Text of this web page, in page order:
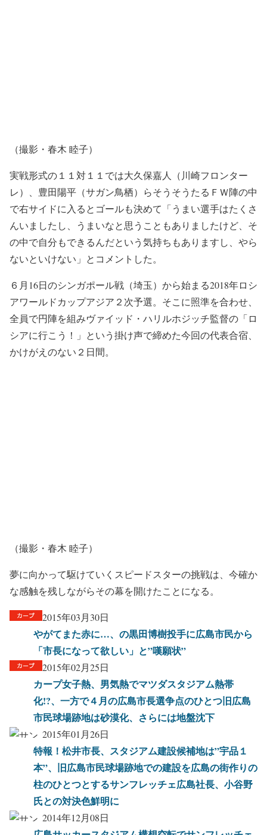
（撮影・春木 睦子）
実戦形式の１１対１１では大久保嘉人（川崎フロンター
レ）、豊田陽平（サガン鳥栖）らそうそうたるＦＷ陣の中
で右サイドに入るとゴールも決めて「うまい選手はたくさ
んいましたし、うまいなと思うこともありましたけど、そ
の中で自分もできるんだという気持ちもありますし、やら
ないといけない」とコメントした。
６月16日のシンガポール戦（埼玉）から始まる2018年ロシ
アワールドカップアジア２次予選。そこに照準を合わせ、
全員で円陣を組みヴァイッド・ハリルホジッチ監督の「ロ
シアに行こう！」という掛け声で締めた今回の代表合宿、
かけがえのない２日間。
（撮影・春木 睦子）
夢に向かって駆けていくスピードスターの挑戦は、今確か
な感触を残しながらその幕を開けたことになる。
2015年03月30日
やがてまた赤に…、の黒田博樹投手に広島市民から
「市長になって欲しい」と”嘆願状”
2015年02月25日
カープ女子熱、男気熱でマツダスタジアム熱帯
化!?、一方で４月の広島市長選争点のひとつ旧広島
市民球場跡地は砂漠化、さらには地盤沈下
2015年01月26日
特報！松井市長、スタジアム建設候補地は”宇品１
本”、旧広島市民球場跡地での建設を広島の街作りの
柱のひとつとするサンフレッチェ広島社長、小谷野
氏との対決色鮮明に
2014年12月08日